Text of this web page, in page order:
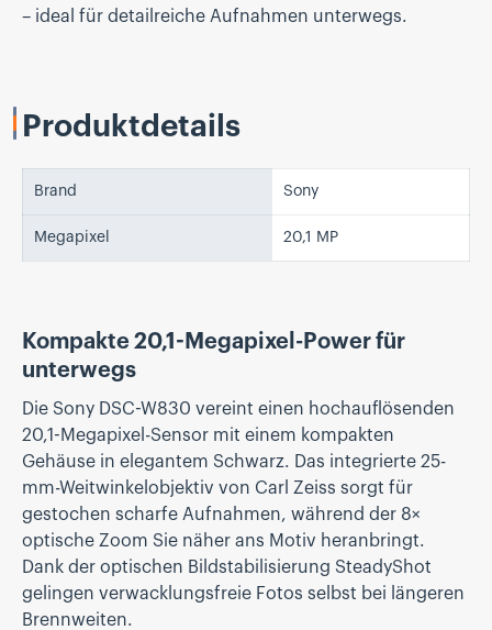
– ideal für detailreiche Aufnahmen unterwegs.
Produktdetails
Brand Sony
Megapixel 20,1 MP
Kompakte 20,1-Megapixel-Power für
unterwegs
Die Sony DSC-W830 vereint einen hochauflösenden
20,1-Megapixel-Sensor mit einem kompakten
Gehäuse in elegantem Schwarz. Das integrierte 25-
mm-Weitwinkelobjektiv von Carl Zeiss sorgt für
gestochen scharfe Aufnahmen, während der 8×
optische Zoom Sie näher ans Motiv heranbringt.
Dank der optischen Bildstabilisierung SteadyShot
gelingen verwacklungsfreie Fotos selbst bei längeren
Brennweiten.